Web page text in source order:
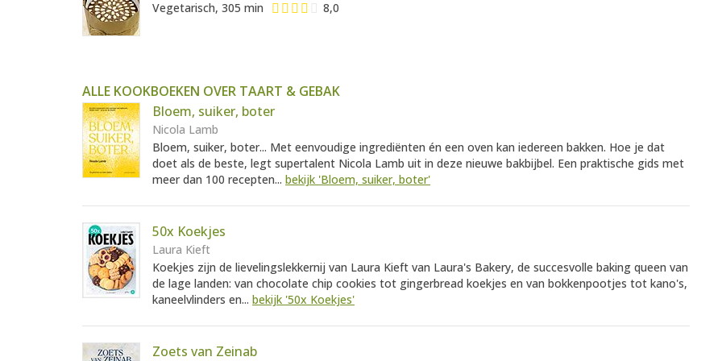
Vegetarisch, 305 min 8,0
ALLE KOOKBOEKEN OVER TAART & GEBAK
Bloem, suiker, boter
Nicola Lamb
Bloem, suiker, boter... Met eenvoudige ingrediënten én een oven kan iedereen bakken. Hoe je dat
doet als de beste, legt supertalent Nicola Lamb uit in deze nieuwe bakbijbel. Een praktische gids met
meer dan 100 recepten... bekijk 'Bloem, suiker, boter'
50x Koekjes
Laura Kieft
Koekjes zijn de lievelingslekkernij van Laura Kieft van Laura's Bakery, de succesvolle baking queen van
de lage landen: van chocolate chip cookies tot gingerbread koekjes en van bokkenpootjes tot kano's,
kaneelvlinders en... bekijk '50x Koekjes'
Zoets van Zeinab